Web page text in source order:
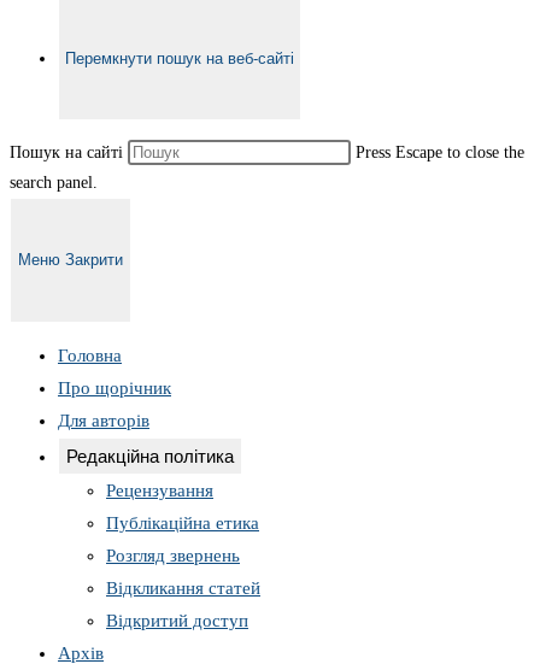
Перемкнути пошук на веб-сайті
Пошук на сайті
Press Escape to close the
search panel.
Меню Закрити
Головна
Про щорічник
Для авторів
Редакційна політика
Рецензування
Публікаційна етика
Розгляд звернень
Відкликання статей
Відкритий доступ
Архів